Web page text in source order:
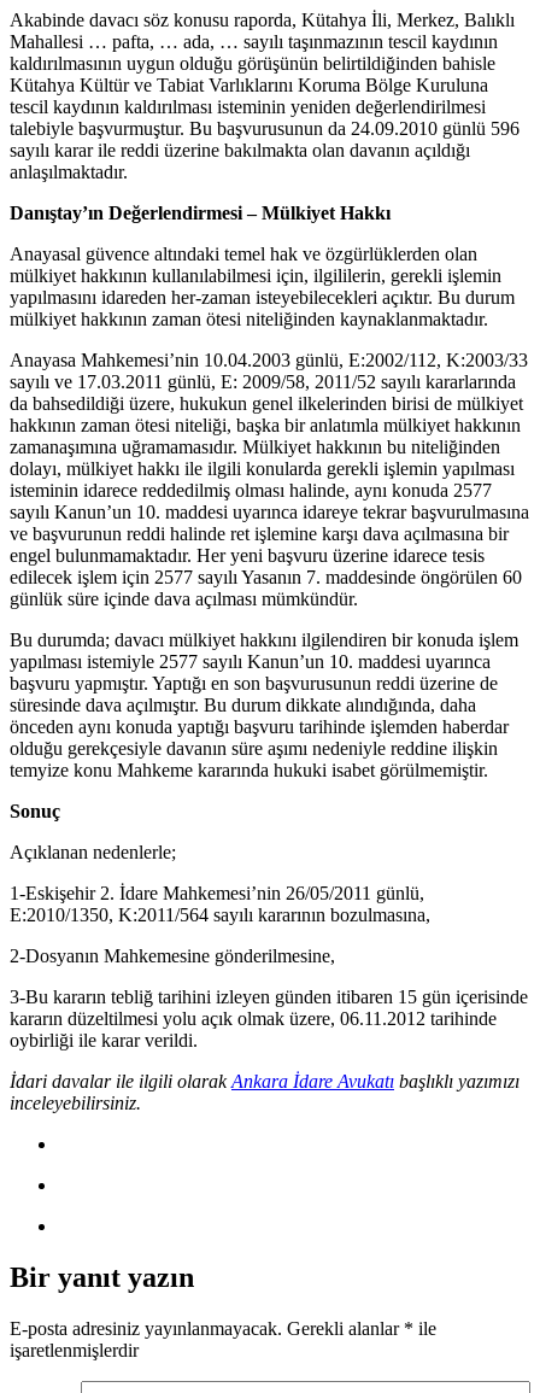
Akabinde davacı söz konusu raporda, Kütahya İli, Merkez, Balıklı
Mahallesi … pafta, … ada, … sayılı taşınmazının tescil kaydının
kaldırılmasının uygun olduğu görüşünün belirtildiğinden bahisle
Kütahya Kültür ve Tabiat Varlıklarını Koruma Bölge Kuruluna
tescil kaydının kaldırılması isteminin yeniden değerlendirilmesi
talebiyle başvurmuştur. Bu başvurusunun da 24.09.2010 günlü 596
sayılı karar ile reddi üzerine bakılmakta olan davanın açıldığı
anlaşılmaktadır.
Danıştay’ın Değerlendirmesi – Mülkiyet Hakkı
Anayasal güvence altındaki temel hak ve özgürlüklerden olan
mülkiyet hakkının kullanılabilmesi için, ilgililerin, gerekli işlemin
yapılmasını idareden her-zaman isteyebilecekleri açıktır. Bu durum
mülkiyet hakkının zaman ötesi niteliğinden kaynaklanmaktadır.
Anayasa Mahkemesi’nin 10.04.2003 günlü, E:2002/112, K:2003/33
sayılı ve 17.03.2011 günlü, E: 2009/58, 2011/52 sayılı kararlarında
da bahsedildiği üzere, hukukun genel ilkelerinden birisi de mülkiyet
hakkının zaman ötesi niteliği, başka bir anlatımla mülkiyet hakkının
zamanaşımına uğramamasıdır. Mülkiyet hakkının bu niteliğinden
dolayı, mülkiyet hakkı ile ilgili konularda gerekli işlemin yapılması
isteminin idarece reddedilmiş olması halinde, aynı konuda 2577
sayılı Kanun’un 10. maddesi uyarınca idareye tekrar başvurulmasına
ve başvurunun reddi halinde ret işlemine karşı dava açılmasına bir
engel bulunmamaktadır. Her yeni başvuru üzerine idarece tesis
edilecek işlem için 2577 sayılı Yasanın 7. maddesinde öngörülen 60
günlük süre içinde dava açılması mümkündür.
Bu durumda; davacı mülkiyet hakkını ilgilendiren bir konuda işlem
yapılması istemiyle 2577 sayılı Kanun’un 10. maddesi uyarınca
başvuru yapmıştır. Yaptığı en son başvurusunun reddi üzerine de
süresinde dava açılmıştır. Bu durum dikkate alındığında, daha
önceden aynı konuda yaptığı başvuru tarihinde işlemden haberdar
olduğu gerekçesiyle davanın süre aşımı nedeniyle reddine ilişkin
temyize konu Mahkeme kararında hukuki isabet görülmemiştir.
Sonuç
Açıklanan nedenlerle;
1-Eskişehir 2. İdare Mahkemesi’nin 26/05/2011 günlü,
E:2010/1350, K:2011/564 sayılı kararının bozulmasına,
2-Dosyanın Mahkemesine gönderilmesine,
3-Bu kararın tebliğ tarihini izleyen günden itibaren 15 gün içerisinde
kararın düzeltilmesi yolu açık olmak üzere, 06.11.2012 tarihinde
oybirliği ile karar verildi.
İdari davalar ile ilgili olarakAnkara İdare Avukatı başlıklı yazımızı
inceleyebilirsiniz.
Bir yanıt yazın
E-posta adresiniz yayınlanmayacak. Gerekli alanlar * ile
işaretlenmişlerdir